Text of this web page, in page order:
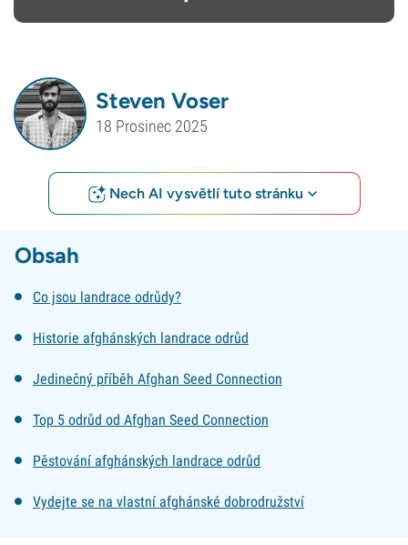
Steven Voser
18 Prosinec 2025
Nech AI vysvětlí tuto stránku
Obsah
Co jsou landrace odrůdy?
Historie afghánských landrace odrůd
Jedinečný příběh Afghan Seed Connection
Top 5 odrůd od Afghan Seed Connection
Pěstování afghánských landrace odrůd
Vydejte se na vlastní afghánské dobrodružství